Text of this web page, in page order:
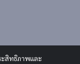
ะสิทธิภาพและ